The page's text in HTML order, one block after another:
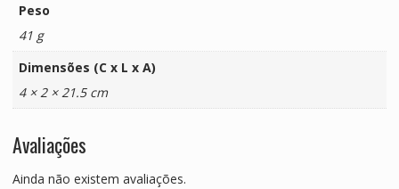
Peso
41 g
Dimensões (C x L x A)
4 × 2 × 21.5 cm
Avaliações
Ainda não existem avaliações.